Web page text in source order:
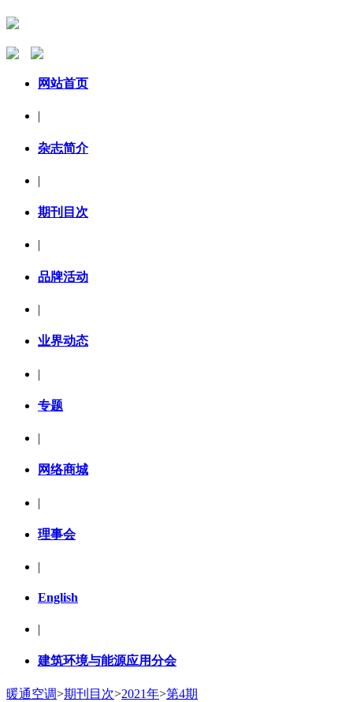
网站首页
|
杂志简介
|
期刊目次
品牌活动
|
业界动态
|
专题
|
网络商城
|
理事会
|
English
|
建筑环境与能源应用分会
暖通空调>期刊目次>2021年>第4期